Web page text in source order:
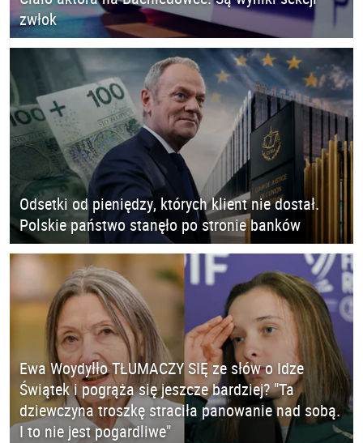
zwłok
Odsetki od pieniędzy, których klient nie dostał.
Polskie państwo stanęło po stronie banków
Ewa Woydyłło TŁUMACZY SIĘ ze słów o Idze
Świątek i pogrąża się jeszcze bardziej? "Ta
dziewczyna troszkę straciła panowanie nad sobą.
I to nie jest pogardliwe"